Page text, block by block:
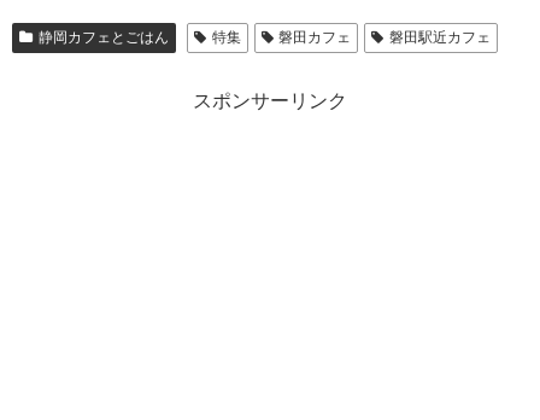
静岡カフェとごはん 特集 磐田カフェ 磐田駅近カフェ
スポンサーリンク